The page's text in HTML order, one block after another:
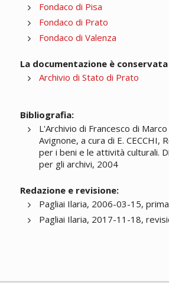
Fondaco di Pisa
Fondaco di Prato
Fondaco di Valenza
La documentazione è
Archivio di Stato di Prato
Bibliografia:
L'Archivio di Francesco di
Avignone, a cura di E. CECCHI,
per i beni e le attività culturali.
per gli archivi, 2004
Redazione e revisione:
Pagliai Ilaria, 2006-03-15,
Pagliai Ilaria, 2017-11-18,